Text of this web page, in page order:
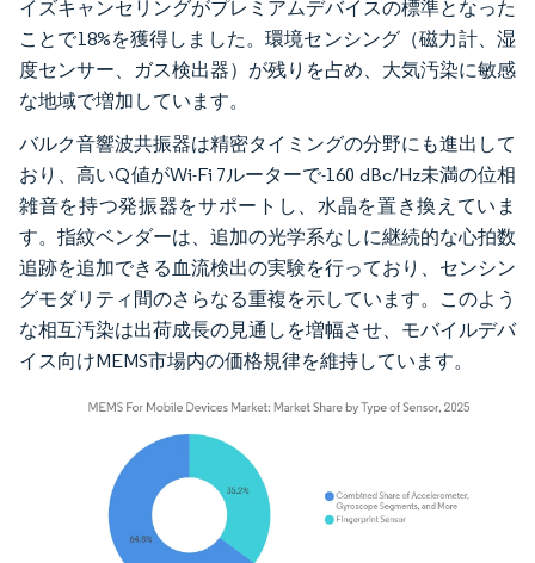
イズキャンセリングがプレミアムデバイスの標準となった
ことで18%を獲得しました。環境センシング（磁力計、湿
度センサー、ガス検出器）が残りを占め、大気汚染に敏感
な地域で増加しています。
バルク音響波共振器は精密タイミングの分野にも進出して
おり、高いQ値がWi-Fi 7ルーターで-160 dBc/Hz未満の位相
雑音を持つ発振器をサポートし、水晶を置き換えていま
す。指紋ベンダーは、追加の光学系なしに継続的な心拍数
追跡を追加できる血流検出の実験を行っており、センシン
グモダリティ間のさらなる重複を示しています。このよう
な相互汚染は出荷成長の見通しを増幅させ、モバイルデバ
イス向けMEMS市場内の価格規律を維持しています。